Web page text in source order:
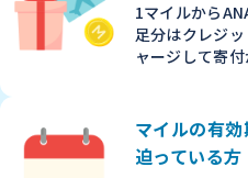
1マイルから
足分はクレジ
ャージして寄付
マイルの有
迫っている方